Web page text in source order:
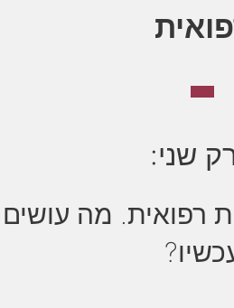
שני:
רפואית. מה עושים